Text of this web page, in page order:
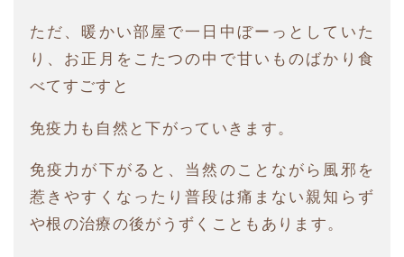
ただ、暖かい部屋で一日中ぼーっとしていた
り、お正月をこたつの中で甘いものばかり食
べてすごすと
免疫力も自然と下がっていきます。
免疫力が下がると、当然のことながら風邪を
惹きやすくなったり普段は痛まない親知らず
や根の治療の後がうずくこともあります。